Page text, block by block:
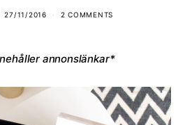
27/11/2016 2 COMMENTS
annonslänkar*